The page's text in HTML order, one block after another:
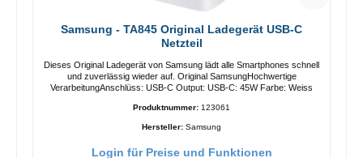
Samsung - TA845 Original Ladegerät USB-C
Netzteil
Dieses Original Ladegerät von Samsung lädt alle Smartphones schnell
und zuverlässig wieder auf. Original SamsungHochwertige
VerarbeitungAnschlüss: USB-C Output: USB-C: 45W Farbe: Weiss
Produktnummer: 123061
Hersteller: Samsung
Login für Preise und Funktionen